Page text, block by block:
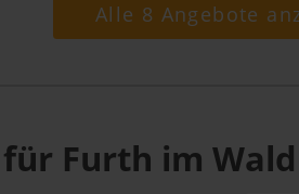
Alle 8 Angebote
Furth im Wald